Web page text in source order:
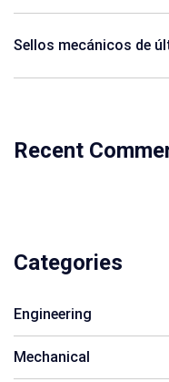
Sellos mecánicos de
Recent
Categories
Engineering
Mechanical